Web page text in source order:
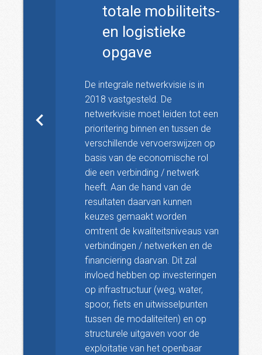
totale mobiliteits-
en logistieke
opgave
De integrale netwerkvisie is in
2018 vastgesteld. De
netwerkvisie moet leiden tot een
prioritering binnen en tussen de
verschillende vervoerswijzen op
basis van de economische rol
die een verbinding / netwerk
heeft. Aan de hand van de
resultaten daarvan kunnen
keuzes gemaakt worden
omtrent de kwaliteitsniveaus van
verbindingen / netwerken en de
financiering daarvan. Dit zal
invloed hebben op investeringen
op infrastructuur (weg, water,
spoor, fiets en uitwisselpunten
tussen de modaliteiten) en op
structurele uitgaven voor de
exploitatie van het openbaar